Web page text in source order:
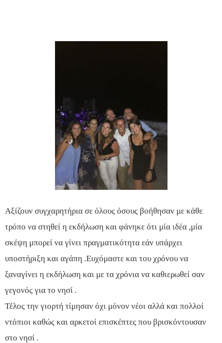
Αξίζουν συγχαρητήρια σε όλους όσους βοήθησαν με κάθε
τρόπο να στηθεί η εκδήλωση και φάνηκε ότι μία ιδέα ,μία
σκέψη μπορεί να γίνει πραγματικότητα εάν υπάρχει
υποστήριξη και αγάπη .Ευχόμαστε και του χρόνου να
ξαναγίνει η εκδήλωση και με τα χρόνια να καθιερωθεί σαν
γεγονός για το νησί .
Τέλος την γιορτή τίμησαν όχι μόνον νέοι αλλά και πολλοί
ντόπιοι καθώς και αρκετοί επισκέπτες που βρισκόντουσαν
στο νησί .